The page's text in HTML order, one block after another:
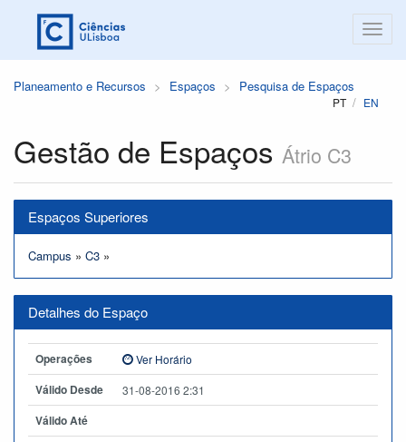
Planeamento e Recursos Espaços Pesquisa de Espaços
PT EN
Gestão de Espaços Átrio C3
Espaços Superiores
Campus » C3 »
Detalhes do Espaço
Operações Ver Horário
Válido Desde 31-08-2016 2:31
Válido Até